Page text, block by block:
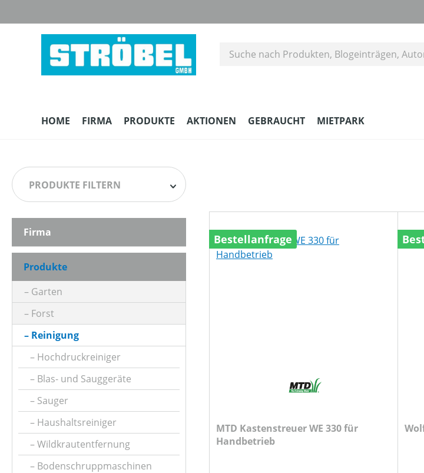
HOME FIRMA PRODUKTE AKTIONEN GEBRAUCHT MIETPARK
PRODUKTE FILTERN
HERSTELLER
EINSATZBEREICH
FASSUNGSVOLUMEN MAX (IN L)
KLASSIFIZIERUNG
PREIS
Firma
Produkte
Garten
Forst
Reinigung
Hochdruckreiniger
Blas- und Sauggeräte
Sauger
Haushaltsreiniger
Wildkrautentfernung
Bodenschruppmaschinen
Bestellanfrage
MTD Kastenstreuer WE 330 für
Handbetrieb